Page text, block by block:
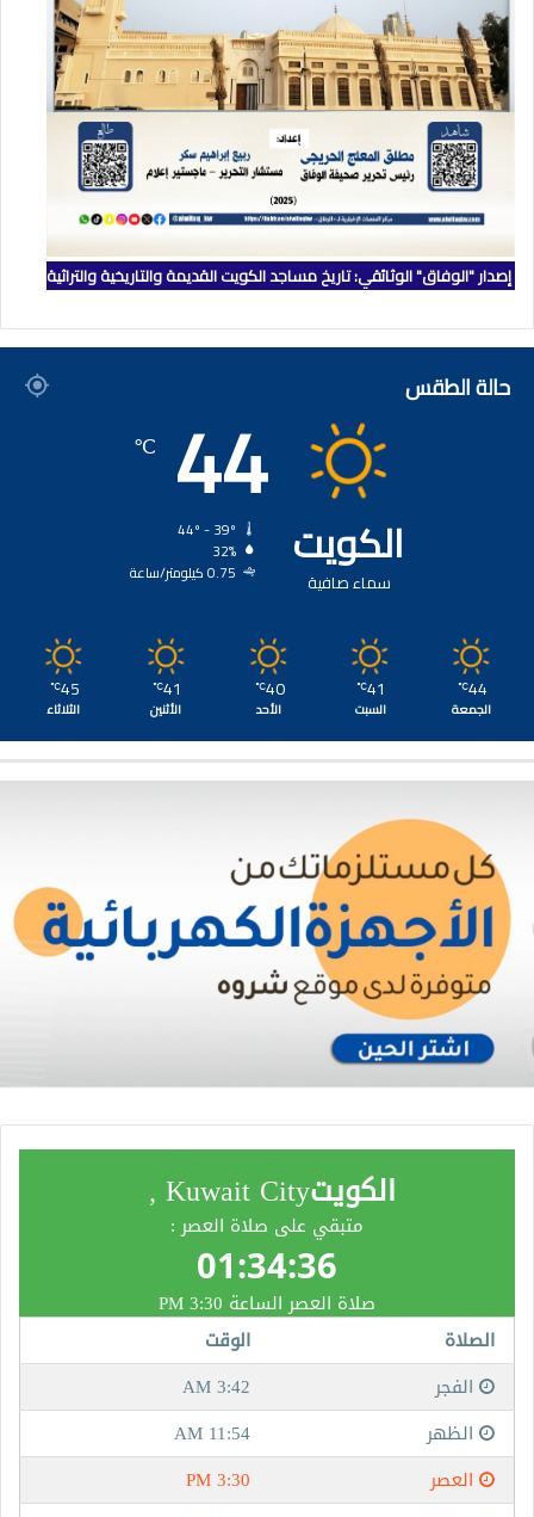
إصدار "الوفاق" الوثائقي: تاريخ مساجد الكويت القديمة والتاريخية والتراثية
حالة الطقس
الكويت
سماء صافية
44
℃
32%
0.75 كيلومتر/ساعة
44
℃
الجمعة
41
℃
السبت
40
℃
الأحد
41
℃
الأثنين
45
℃
الثلاثاء